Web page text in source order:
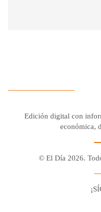
Edición digital con
económica,
© El Día 2026.